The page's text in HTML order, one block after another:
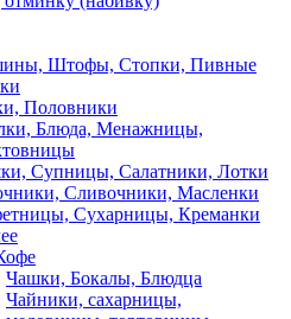
Штофы, Стопки, Пивные
Половники
Блюда, Менажницы,
Супницы, Салатники, Лотки
Сливочники, Масленки
Сухарницы, Креманки
Чашки, Бокалы, Блюдца
Чайники, сахарницы,